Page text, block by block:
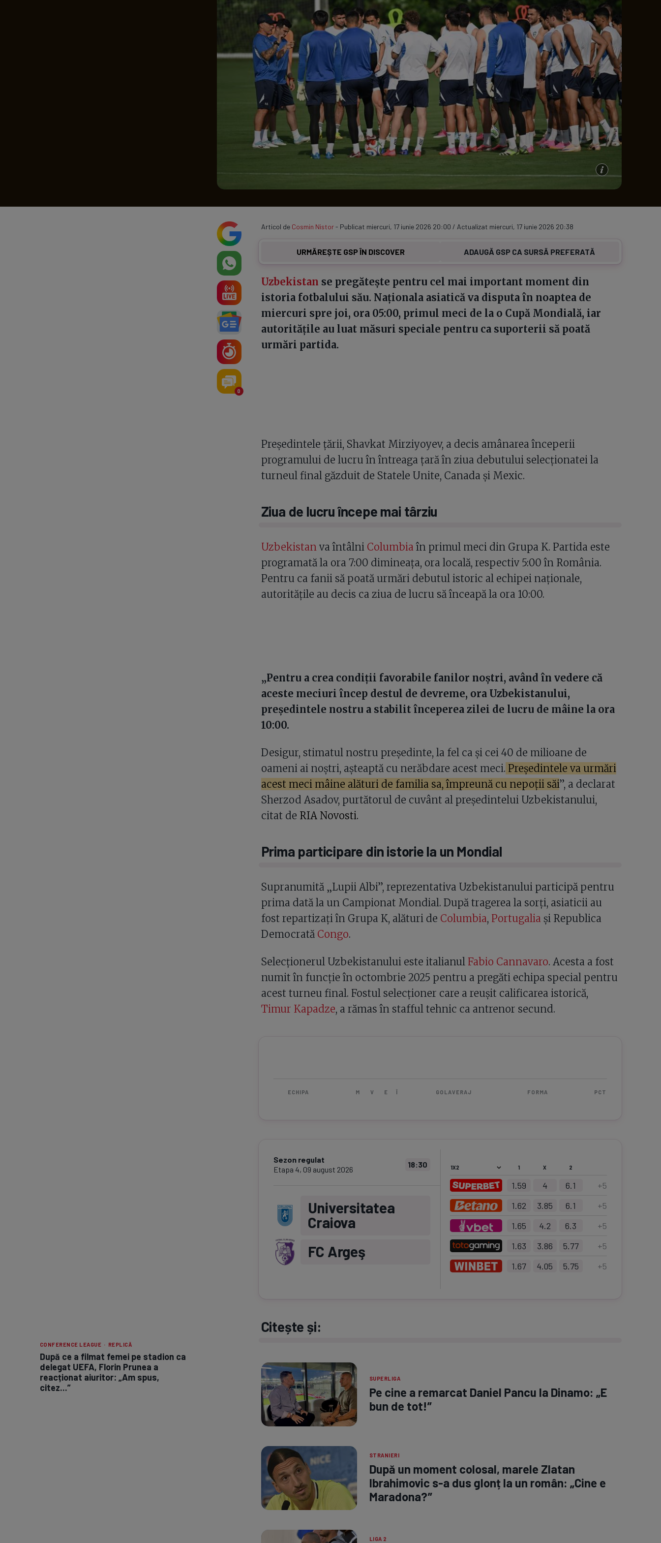
Serie A
Meciuri Clasament
Program TV
CONFERENCE LEAGUE · REPLICĂ
După ce a filmat femei pe stadion ca
delegat UEFA, Florin Prunea a
reacționat aiuritor: „Am spus,
citez...”
0
Articol de Cosmin Nistor- Publicat miercuri, 17 iunie 2026 20:00 / Actualizat miercuri, 17 iunie 2026 20:38
URMĂREȘTE GSP ÎN DISCOVER ADAUGĂ GSP CA SURSĂ PREFERATĂ
Uzbekistan se pregătește pentru cel mai important moment din
istoria fotbalului său. Naționala asiatică va disputa în noaptea de
miercuri spre joi, ora 05:00, primul meci de la o Cupă Mondială, iar
autoritățile au luat măsuri speciale pentru ca suporterii să poată
urmări partida.
Președintele țării, Shavkat Mirziyoyev, a decis amânarea începerii
programului de lucru în întreaga țară în ziua debutului selecționatei la
turneul final găzduit de Statele Unite, Canada și Mexic.
Ziua de lucru începe mai târziu
Uzbekistan va întâlni Columbia în primul meci din Grupa K. Partida este
programată la ora 7:00 dimineața, ora locală, respectiv 5:00 în România.
Pentru ca fanii să poată urmări debutul istoric al echipei naționale,
autoritățile au decis ca ziua de lucru să înceapă la ora 10:00.
„Pentru a crea condiții favorabile fanilor noștri, având în vedere că
aceste meciuri încep destul de devreme, ora Uzbekistanului,
președintele nostru a stabilit începerea zilei de lucru de mâine la ora
10:00.
Desigur, stimatul nostru președinte, la fel ca și cei 40 de milioane de
oameni ai noștri, așteaptă cu nerăbdare acest meci. Președintele va urmări
acest meci mâine alături de familia sa, împreună cu nepoții săi”, a declarat
Sherzod Asadov, purtătorul de cuvânt al președintelui Uzbekistanului,
citat de RIA Novosti.
Prima participare din istorie la un Mondial
Supranumită „Lupii Albi”, reprezentativa Uzbekistanului participă pentru
prima dată la un Campionat Mondial. După tragerea la sorți, asiaticii au
fost repartizați în Grupa K, alături de Columbia, Portugalia și Republica
Democrată Congo.
Selecționerul Uzbekistanului este italianul Fabio Cannavaro. Acesta a fost
numit în funcție în octombrie 2025 pentru a pregăti echipa special pentru
acest turneu final. Fostul selecționer care a reușit calificarea istorică,
Timur Kapadze, a rămas în stafful tehnic ca antrenor secund.
ECHIPA M V E Î GOLAVERAJ FORMA PCT
Sezon regulat
Etapa 4, 09 august 2026
18:30
Universitatea
Craiova
FC Argeş
1 X 2
1.59 4 6.1 +5
1.62
3.85 6.1 +5
1.65
4.2 6.3 +5
1.63
3.86 5.77 +5
1.67
4.05 5.75 +5
Citește și:
SUPERLIGA
Pe cine a remarcat Daniel Pancu la Dinamo: „E
bun de tot!”
STRANIERI
După un moment colosal, marele Zlatan
Ibrahimovic s-a dus glonț la un român: „Cine e
Maradona?”
LIGA 2